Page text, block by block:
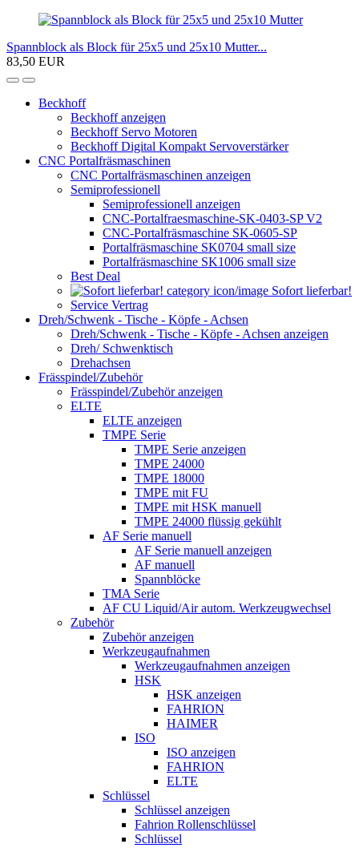
Spannblock als Block für 25x5 und 25x10 Mutter...
83,50 EUR
Beckhoff
Beckhoff anzeigen
Beckhoff Servo Motoren
Beckhoff Digital Kompakt Servoverstärker
CNC Portalfräsmaschinen
CNC Portalfräsmaschinen anzeigen
Semiprofessionell
Semiprofessionell anzeigen
CNC-Portalfraesmaschine-SK-0403-SP V2
CNC-Portalfräsmaschine SK-0605-SP
Portalfräsmaschine SK0704 small size
Portalfräsmaschine SK1006 small size
Best Deal
Sofort lieferbar!
Service Vertrag
Dreh/Schwenk - Tische - Köpfe - Achsen
Dreh/Schwenk - Tische - Köpfe - Achsen anzeigen
Dreh/ Schwenktisch
Drehachsen
Frässpindel/Zubehör
Frässpindel/Zubehör anzeigen
ELTE
ELTE anzeigen
TMPE Serie
TMPE Serie anzeigen
TMPE 24000
TMPE 18000
TMPE mit FU
TMPE mit HSK manuell
TMPE 24000 flüssig gekühlt
AF Serie manuell
AF Serie manuell anzeigen
AF manuell
Spannblöcke
TMA Serie
AF CU Liquid/Air autom. Werkzeugwechsel
Zubehör
Zubehör anzeigen
Werkzeugaufnahmen
Werkzeugaufnahmen anzeigen
HSK
HSK anzeigen
FAHRION
HAIMER
ISO
ISO anzeigen
FAHRION
ELTE
Schlüssel
Schlüssel anzeigen
Fahrion Rollenschlüssel
Schlüssel